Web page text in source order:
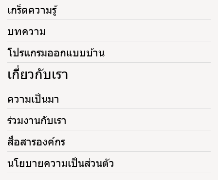
เกร็ดความรู้
บทความ
โปรแกรมออกแบบบ้าน
เกี่ยวกับเรา
ความเป็นมา
ร่วมงานกับเรา
สื่อสารองค์กร
นโยบายความเป็นส่วนตัว